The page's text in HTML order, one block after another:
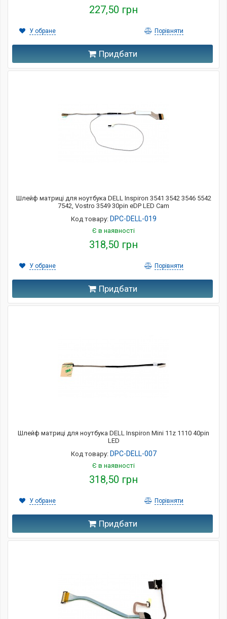
227,50 грн
Придбати
У обране Порівняти
Шлейф матриці для ноутбука DELL Inspiron 3541 3542 3546 5542
7542, Vostro 3549 30pin eDP LED Cam
Код товару: DPC-DELL-019
Є в наявності
318,50 грн
Придбати
У обране Порівняти
Шлейф матриці для ноутбука DELL Inspiron Mini 11z 1110 40pin
LED
Код товару: DPC-DELL-007
Є в наявності
318,50 грн
Придбати
У обране Порівняти